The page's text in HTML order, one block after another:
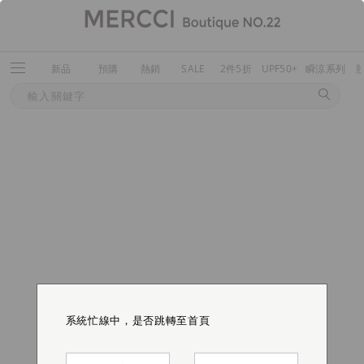
新品 預購 熱銷 SALE 2件5折 UPF50+ 瞬涼系列
系統忙線中，是否跳轉至首頁
系統忙線中，是否跳轉至首頁
系統忙線中，是否跳轉至首頁
系統忙線中，是否跳轉至首頁
系統忙線中，是否跳轉至首頁